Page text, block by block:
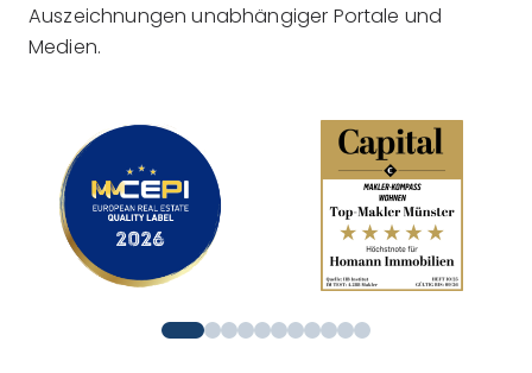
Auszeichnungen unabhängiger Portale und
Medien.